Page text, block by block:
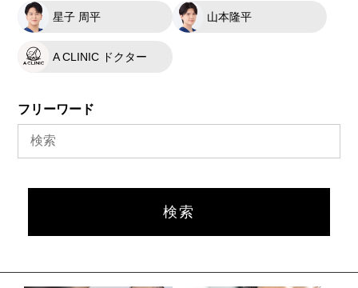
星子 周平 山本隆平
A CLINIC ドクター
フリーワード